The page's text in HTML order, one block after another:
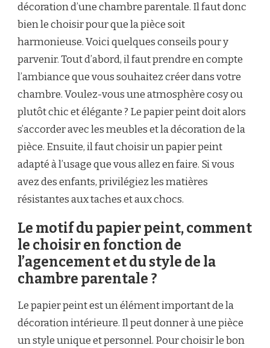
décoration d’une chambre parentale. Il faut donc
bien le choisir pour que la pièce soit
harmonieuse. Voici quelques conseils pour y
parvenir. Tout d’abord, il faut prendre en compte
l’ambiance que vous souhaitez créer dans votre
chambre. Voulez-vous une atmosphère cosy ou
plutôt chic et élégante ? Le papier peint doit alors
s’accorder avec les meubles et la décoration de la
pièce. Ensuite, il faut choisir un papier peint
adapté à l’usage que vous allez en faire. Si vous
avez des enfants, privilégiez les matières
résistantes aux taches et aux chocs.
Le motif du papier peint, comment
le choisir en fonction de
l’agencement et du style de la
chambre parentale ?
Le papier peint est un élément important de la
décoration intérieure. Il peut donner à une pièce
un style unique et personnel. Pour choisir le bon